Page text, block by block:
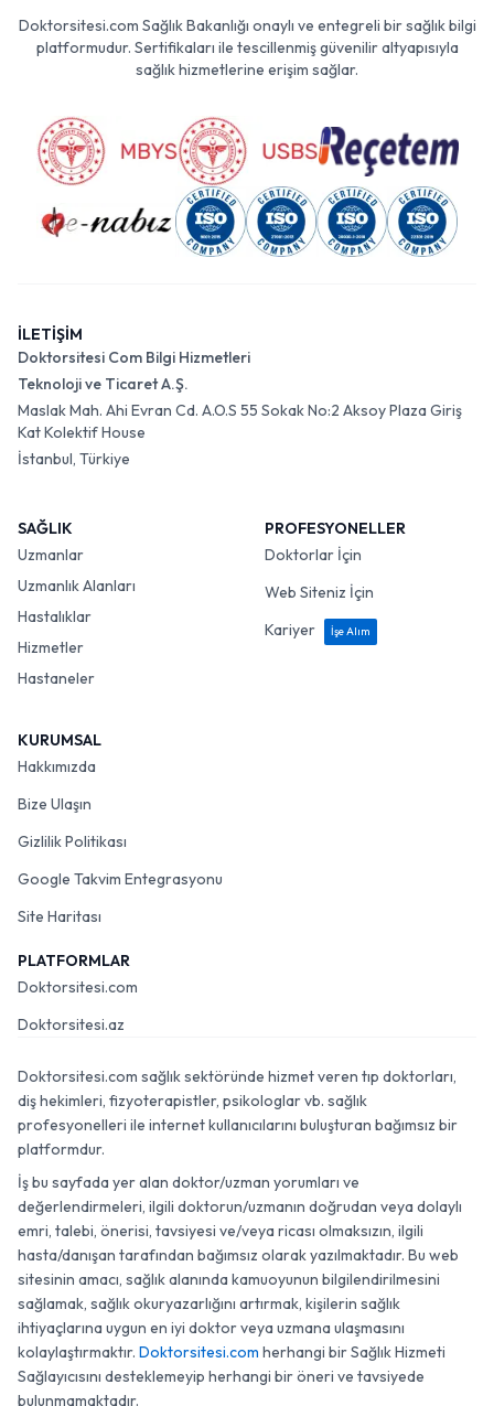
Doktorsitesi.com Sağlık Bakanlığı onaylı ve entegreli bir sağlık bilgi
platformudur. Sertifikaları ile tescillenmiş güvenilir altyapısıyla
sağlık hizmetlerine erişim sağlar.
İLETİŞİM
Doktorsitesi Com Bilgi Hizmetleri
Teknoloji ve Ticaret A.Ş.
Maslak Mah. Ahi Evran Cd. A.O.S 55 Sokak No:2 Aksoy Plaza Giriş
Kat Kolektif House
İstanbul, Türkiye
SAĞLIK
Uzmanlar
Uzmanlık Alanları
Hastalıklar
Hizmetler
Hastaneler
PROFESYONELLER
Doktorlar İçin
Web Siteniz İçin
Kariyer
İşe Alım
KURUMSAL
Hakkımızda
Bize Ulaşın
Gizlilik Politikası
Google Takvim Entegrasyonu
Site Haritası
PLATFORMLAR
Doktorsitesi.com
Doktorsitesi.az
Doktorsitesi.com sağlık sektöründe hizmet veren tıp doktorları,
diş hekimleri, fizyoterapistler, psikologlar vb. sağlık
profesyonelleri ile internet kullanıcılarını buluşturan bağımsız bir
platformdur.
İş bu sayfada yer alan doktor/uzman yorumları ve
değerlendirmeleri, ilgili doktorun/uzmanın doğrudan veya dolaylı
emri, talebi, önerisi, tavsiyesi ve/veya ricası olmaksızın, ilgili
hasta/danışan tarafından bağımsız olarak yazılmaktadır. Bu web
sitesinin amacı, sağlık alanında kamuoyunun bilgilendirilmesini
sağlamak, sağlık okuryazarlığını artırmak, kişilerin sağlık
ihtiyaçlarına uygun en iyi doktor veya uzmana ulaşmasını
kolaylaştırmaktır. Doktorsitesi.com herhangi bir Sağlık Hizmeti
Sağlayıcısını desteklemeyip herhangi bir öneri ve tavsiyede
bulunmamaktadır.